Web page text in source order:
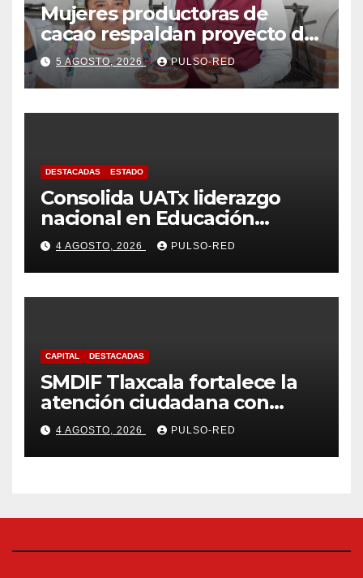
Mujeres productoras de
cacao respaldan proyecto de
Alfonso Sánchez García
rumbo a la Coordinación
Estatal de Morena
5 AGOSTO, 2026 PULSO-RED
DESTACADAS ESTADO
Consolida UATx liderazgo
nacional en Educación
Especial, Gerontología y
Ciencias de la Familia
4 AGOSTO, 2026 PULSO-RED
CAPITAL DESTACADAS
SMDIF Tlaxcala fortalece la
atención ciudadana con
servicios cercanos y espacios
dignos para las familias
4 AGOSTO, 2026 PULSO-RED